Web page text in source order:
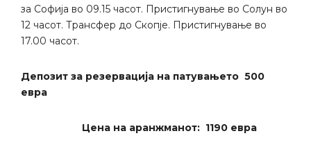
за Софија во 09.15 часот. Пристигнување во Солун во
12 часот. Трансфер до Скопје. Пристигнување во
17.00 часот.
Депозит за резервација на патувањето 500
евра
Цена на аранжманот: 1190 евра